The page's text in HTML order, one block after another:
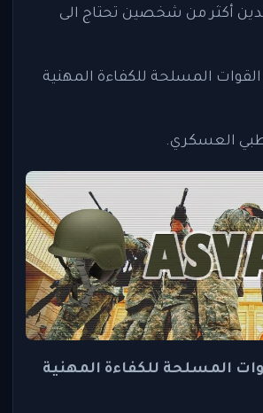
أكثر من شخصين تحتاج الى
القوات المسلحة للكفاءة المهنية
العسكري.
المسلحة للكفاءة المهنية